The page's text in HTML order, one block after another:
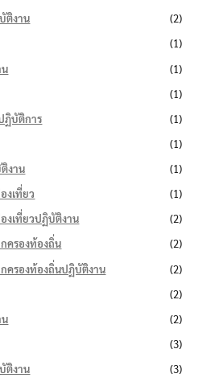
ติงาน
(2)
(1)
(1)
(1)
ฏิบัติการ
(1)
(1)
งาน
(1)
งเที่ยว
(1)
งเที่ยวปฏิบัติงาน
(2)
ครองท้องถิ่น
(2)
กครองท้องถิ่นปฏิบัติงาน
(2)
(2)
(2)
(3)
ติงาน
(3)